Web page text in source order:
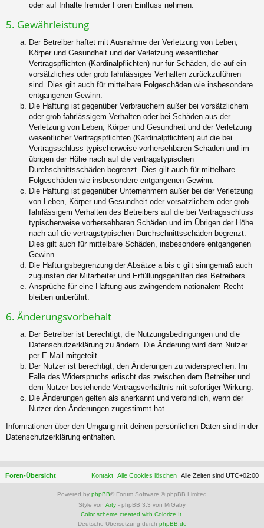
oder auf Inhalte fremder Foren Einfluss nehmen.
5. Gewährleistung
Der Betreiber haftet mit Ausnahme der Verletzung von Leben,
Körper und Gesundheit und der Verletzung wesentlicher
Vertragspflichten (Kardinalpflichten) nur für Schäden, die auf ein
vorsätzliches oder grob fahrlässiges Verhalten zurückzuführen
sind. Dies gilt auch für mittelbare Folgeschäden wie insbesondere
entgangenen Gewinn.
Die Haftung ist gegenüber Verbrauchern außer bei vorsätzlichem
oder grob fahrlässigem Verhalten oder bei Schäden aus der
Verletzung von Leben, Körper und Gesundheit und der Verletzung
wesentlicher Vertragspflichten (Kardinalpflichten) auf die bei
Vertragsschluss typischerweise vorhersehbaren Schäden und im
übrigen der Höhe nach auf die vertragstypischen
Durchschnittsschäden begrenzt. Dies gilt auch für mittelbare
Folgeschäden wie insbesondere entgangenen Gewinn.
Die Haftung ist gegenüber Unternehmern außer bei der Verletzung
von Leben, Körper und Gesundheit oder vorsätzlichem oder grob
fahrlässigem Verhalten des Betreibers auf die bei Vertragsschluss
typischerweise vorhersehbaren Schäden und im Übrigen der Höhe
nach auf die vertragstypischen Durchschnittsschäden begrenzt.
Dies gilt auch für mittelbare Schäden, insbesondere entgangenen
Gewinn.
Die Haftungsbegrenzung der Absätze a bis c gilt sinngemäß auch
zugunsten der Mitarbeiter und Erfüllungsgehilfen des Betreibers.
Ansprüche für eine Haftung aus zwingendem nationalem Recht
bleiben unberührt.
6. Änderungsvorbehalt
Der Betreiber ist berechtigt, die Nutzungsbedingungen und die
Datenschutzerklärung zu ändern. Die Änderung wird dem Nutzer
per E-Mail mitgeteilt.
Der Nutzer ist berechtigt, den Änderungen zu widersprechen. Im
Falle des Widerspruchs erlischt das zwischen dem Betreiber und
dem Nutzer bestehende Vertragsverhältnis mit sofortiger Wirkung.
Die Änderungen gelten als anerkannt und verbindlich, wenn der
Nutzer den Änderungen zugestimmt hat.
Informationen über den Umgang mit deinen persönlichen Daten sind in der
Datenschutzerklärung enthalten.
Foren-Übersicht Alle Zeiten sind UTC+02:00
Alle Cookies löschen
Kontakt
Powered by phpBB® Forum Software © phpBB Limited
Style von Arty - phpBB 3.3 von MrGaby
Color scheme created with Colorize It
Deutsche Übersetzung durch phpBB.de